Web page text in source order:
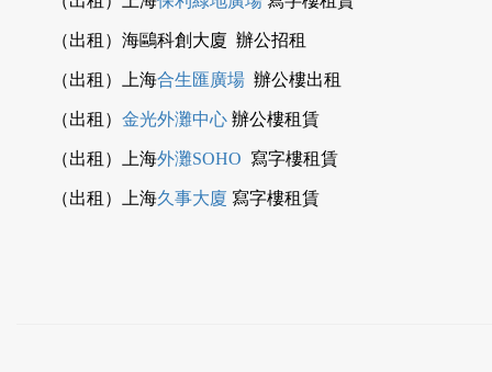
（出租）海鷗科創大廈 辦公招租
（出租）上海合生匯廣場 辦公樓出租
（出租） 金光外灘中心 辦公樓租賃
（出租）上海外灘SOHO 寫字樓租賃
（出租）上海久事大廈 寫字樓租賃